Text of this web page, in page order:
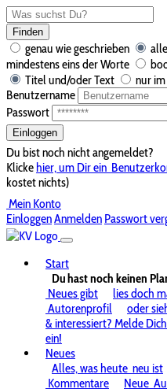
Finden
genau wie geschrieben
mindestens eins der Worte
Titel und/oder Text
nur
Benutzername
Passwort
Einloggen
Du bist noch nicht angemeldet?
Klickehier, um Dir ein
kostet nichts)
Mein Konto
EinloggenAnmelden Passwort
Start
Du hast noch keinen
Neues gibt
lies doch
Autorenprofil
oder
& interessiert? Melde
ein!
Neues
Alles, was heute neu ist
Kommentare
Neue